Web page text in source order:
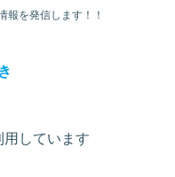
報を発信します！！
しています